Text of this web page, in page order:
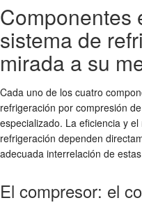
Componentes
sistema de
mirada a su
Cada uno de los cuatro
refrigeración por compresión
especializado. La eficiencia y
refrigeración dependen
adecuada interrelación de
El compresor: el